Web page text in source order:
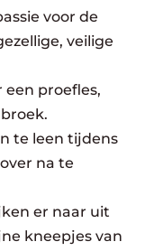
voor de
veilige
proefles,
te leen tijdens
na te
er naar uit
kneepjes van